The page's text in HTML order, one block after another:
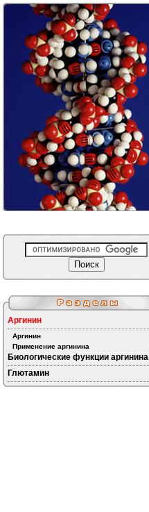
Аргинин
Аргинин
Применение аргинина
Биологические функции аргинина
Глютамин